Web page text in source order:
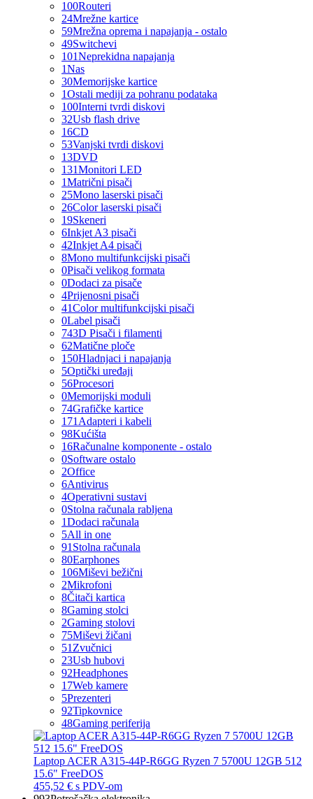
100Routeri
24Mrežne kartice
59Mrežna oprema i napajanja - ostalo
49Switchevi
101Neprekidna napajanja
1Nas
30Memorijske kartice
1Ostali mediji za pohranu podataka
100Interni tvrdi diskovi
32Usb flash drive
16CD
53Vanjski tvrdi diskovi
13DVD
131Monitori LED
1Matrični pisači
25Mono laserski pisači
26Color laserski pisači
19Skeneri
6Inkjet A3 pisači
42Inkjet A4 pisači
8Mono multifunkcijski pisači
0Pisači velikog formata
0Dodaci za pisače
4Prijenosni pisači
41Color multifunkcijski pisači
0Label pisači
743D Pisači i filamenti
62Matične ploče
150Hladnjaci i napajanja
5Optički uređaji
56Procesori
0Memorijski moduli
74Grafičke kartice
171 Adapteri i kabeli
98Kućišta
16Računalne komponente - ostalo
0Software ostalo
2Office
6Antivirus
4Operativni sustavi
0Stolna računala rabljena
1Dodaci računala
5All in one
91 Stolna računala
80Earphones
106Miševi bežični
2Mikrofoni
8Čitači kartica
8Gaming stolci
2Gaming stolovi
75Miševi žičani
51 Zvučnici
23Usb hubovi
92Headphones
17Web kamere
5Prezenteri
92Tipkovnice
48Gaming periferija
Laptop ACER A315-44P-R6GG Ryzen 7 5700U 12GB 512
15.6" FreeDOS
455,52 € s PDV-om